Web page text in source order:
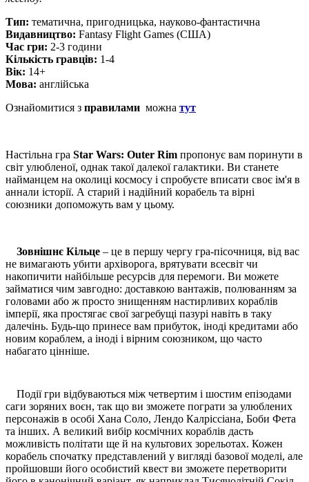
Тип: тематична, пригодницька, науково-фантастична
Видавництво: Fantasy Flight Games (США)
Час гри: 2-3 години
Кiлькiсть гравцiв: 1-4
Вiк: 14+
Мова: англійська
Ознайомитися з правилами можна тут
Настільна гра Star Wars: Outer Rim пропонує вам поринути в
світ улюбленої, однак такої далекої галактики. Ви станете
найманцем на околиці космосу і спробуєте вписати своє ім'я в
аннали історії. А старий і надійний корабель та вірні
союзники допоможуть вам у цьому.
Зовнішнє Кільце – це в першу чергу гра-пісочниця, від вас
не вимагають убити архіворога, врятувати всесвіт чи
накопичити найбільше ресурсів для перемоги. Ви можете
займатися чим завгодно: доставкою вантажів, полюванням за
головами або ж просто знищенням настирливих кораблів
імперії, яка простягає свої загребущі пазурі навіть в таку
далечінь. Будь-що принесе вам прибуток, іноді кредитами або
новим кораблем, а іноді і вірним союзником, що часто
набагато цінніше.
Події гри відбуваються між четвертим і шостим епізодами
саги зоряних воєн, так що ви зможете пограти за улюблених
персонажів в особі Хана Соло, Лендо Калріссіана, Боби Фета
та інших. А великий вибір космічних кораблів дасть
можливість політати ще й на культових зорельотах. Кожен
корабель спочатку представлений у вигляді базової моделі, але
пройшовши його особистий квест ви зможете перетворити